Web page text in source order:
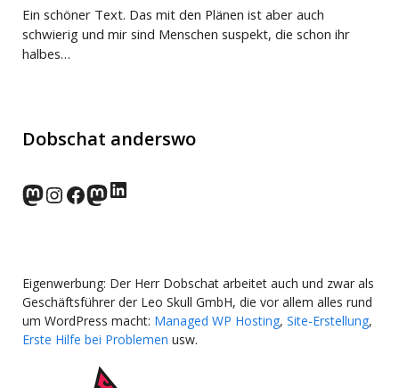
Ein schöner Text. Das mit den Plänen ist aber auch
schwierig und mir sind Menschen suspekt, die schon ihr
halbes…
Dobschat anderswo
norden.social
Instagram
Facebook
wp-punks.social
LinkedIn
Eigenwerbung: Der Herr Dobschat arbeitet auch und zwar als
Geschäftsführer der Leo Skull GmbH, die vor allem alles rund
um WordPress macht: Managed WP Hosting, Site-Erstellung,
Erste Hilfe bei Problemen usw.